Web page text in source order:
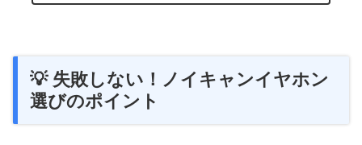
💡 失敗しない！ノイキャンイヤホン
選びのポイント